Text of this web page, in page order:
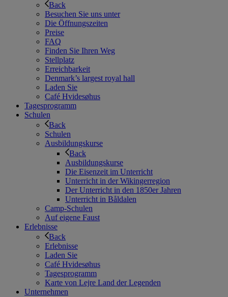
Back
Besuchen Sie uns unter
Die Öffnungszeiten
Preise
FAQ
Finden Sie Ihren Weg
Stellplatz
Erreichbarkeit
Denmark’s largest royal hall
Laden Sie
Café Hvidesøhus
Tagesprogramm
Schulen
Back
Schulen
Ausbildungskurse
Back
Ausbildungskurse
Die Eisenzeit im Unterricht
Unterricht in der Wikingerregion
Der Unterricht in den 1850er Jahren
Unterricht in Båldalen
Camp-Schulen
Auf eigene Faust
Erlebnisse
Back
Erlebnisse
Laden Sie
Café Hvidesøhus
Tagesprogramm
Karte von Lejre Land der Legenden
Unternehmen